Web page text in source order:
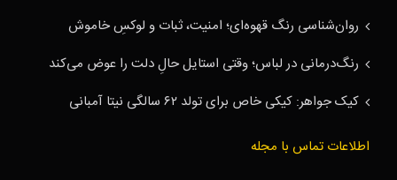
روان‌شناسی رنگ قهوه‌ای؛ امنیت، ثبات و لوکسِ خاموش
رنگ‌درمانی در لباس؛ وقتی استایل حالِ دلت را عوض می‌کند
کیک جواهر: کیکی خاص برای تولد ۶۲ سالگی نیتا آمبانی
اطلاعات تماس با مجله